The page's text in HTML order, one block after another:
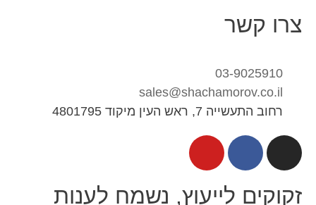
צרו קשר
03-9025910
sales@shachamorov.co.il
רחוב התעשייה 7, ראש העין מיקוד 4801795
זקוקים לייעוץ, נשמח לענות